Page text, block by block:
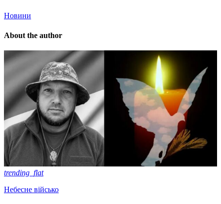
Новини
About the author
trending_flat
Небесне військо